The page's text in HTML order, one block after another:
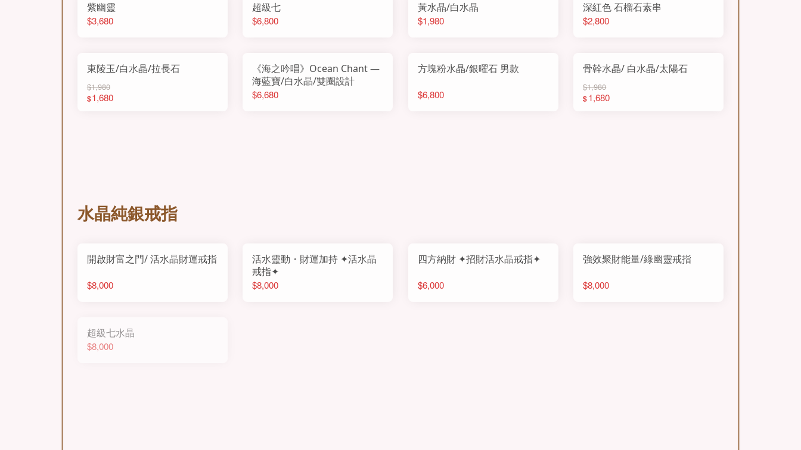
紫幽靈
$3,680
超級七
$6,800
黃水晶/白水晶
$1,980
深紅色 石榴石素串
$2,800
東陵玉/白水晶/拉長石
$1,980
$1,680
《海之吟唱》Ocean Chant —
海藍寶/白水晶/雙圈設計
$6,680
方塊粉水晶/銀曜石 男款
$6,800
骨幹水晶/ 白水晶/太陽石
$1,980
$1,680
水晶純銀戒指
開啟財富之門/ 活水晶財運戒指
$8,000
活水靈動・財運加持 ✦活水晶
戒指✦
$8,000
四方納財 ✦招財活水晶戒指✦
$6,000
強效聚財能量/綠幽靈戒指
$8,000
超級七水晶
$8,000